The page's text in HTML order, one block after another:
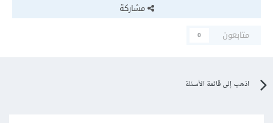
مشاركة
متابعون
0
اذهب إلى قائمة الأسئلة